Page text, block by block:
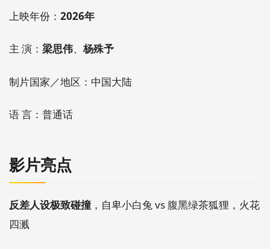
上映年份： 2026年
主 演： 梁思伟、 杨殊予
制片国家／地区：中国大陆
语 言：普通话
影片亮点
反差人设极致碰撞 ，自卑小白兔 vs 腹黑绿茶狐狸，火花
四溅